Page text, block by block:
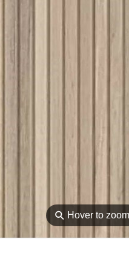
⚲ Hover to zoom